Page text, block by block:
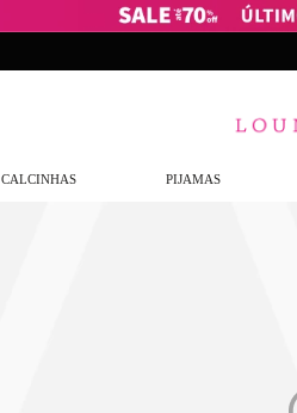
CALCINHAS PIJAMAS